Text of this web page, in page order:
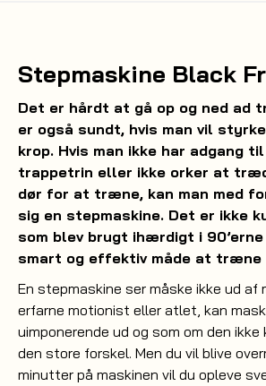
Stepmaskine Black
Det er hårdt at gå op og ned ad
er også sundt, hvis man vil
krop. Hvis man ikke har adgang
trappetrin eller ikke orker at
dør for at træne, kan man med
sig en stepmaskine. Det er ikke
som blev brugt ihærdigt i
smart og effektiv måde at træne
En stepmaskine ser måske ikke ud af
erfarne motionist eller atlet, kan
uimponerende ud og som om den
den store forskel. Men du vil blive
minutter på maskinen vil du opleve